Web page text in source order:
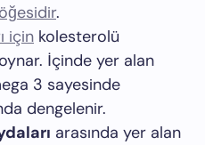
.
için kolesterolü
İçinde yer alan
3 sayesinde
dengelenir.
arasında yer alan